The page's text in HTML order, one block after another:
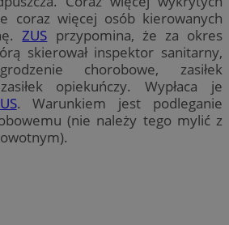
coraz więcej osób kierowanych
ZUS przypomina, że za okres
skierował inspektor sanitarny,
chorobowe, zasiłek
opiekuńczy. Wypłaca je
. Warunkiem jest podleganie
(nie należy tego mylić z